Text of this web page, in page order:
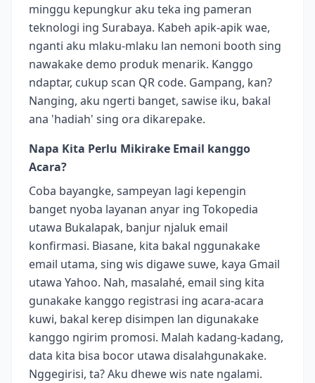
minggu kepungkur aku teka ing pameran
teknologi ing Surabaya. Kabeh apik-apik wae,
nganti aku mlaku-mlaku lan nemoni booth sing
nawakake demo produk menarik. Kanggo
ndaptar, cukup scan QR code. Gampang, kan?
Nanging, aku ngerti banget, sawise iku, bakal
ana 'hadiah' sing ora dikarepake.
Napa Kita Perlu Mikirake Email kanggo
Acara?
Coba bayangke, sampeyan lagi kepengin
banget nyoba layanan anyar ing Tokopedia
utawa Bukalapak, banjur njaluk email
konfirmasi. Biasane, kita bakal nggunakake
email utama, sing wis digawe suwe, kaya Gmail
utawa Yahoo. Nah, masalahé, email sing kita
gunakake kanggo registrasi ing acara-acara
kuwi, bakal kerep disimpen lan digunakake
kanggo ngirim promosi. Malah kadang-kadang,
data kita bisa bocor utawa disalahgunakake.
Nggegirisi, ta? Aku dhewe wis nate ngalami.